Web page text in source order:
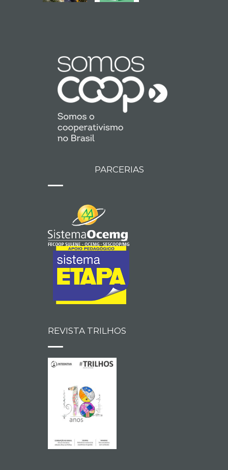
PARCERIAS
REVISTA TRILHOS